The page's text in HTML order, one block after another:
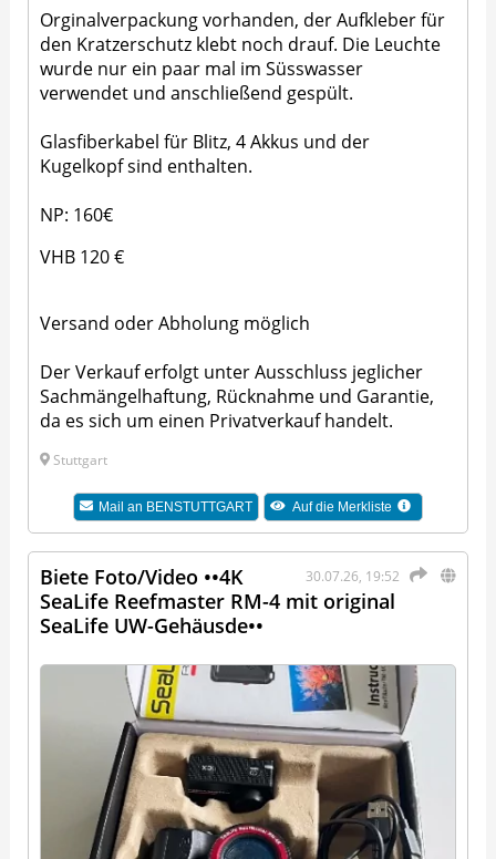
Orginalverpackung vorhanden, der Aufkleber für
den Kratzerschutz klebt noch drauf. Die Leuchte
wurde nur ein paar mal im Süsswasser
verwendet und anschließend gespült.
Glasfiberkabel für Blitz, 4 Akkus und der
Kugelkopf sind enthalten.
NP: 160€
VHB 120 €
Versand oder Abholung möglich
Der Verkauf erfolgt unter Ausschluss jeglicher
Sachmängelhaftung, Rücknahme und Garantie,
da es sich um einen Privatverkauf handelt.
Stuttgart
Mail an BENSTUTTGART Auf die Merkliste
30.07.26, 19:52
Biete Foto/Video ••4K
SeaLife Reefmaster RM-4 mit original
SeaLife UW-Gehäusde••